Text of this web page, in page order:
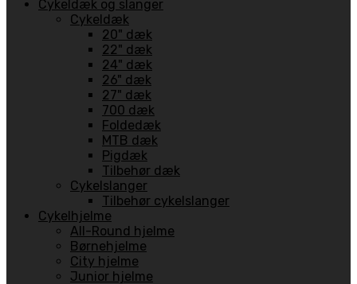
Cykeldæk og slanger
Cykeldæk
20" dæk
22" dæk
24" dæk
26" dæk
27" dæk
700 dæk
Foldedæk
MTB dæk
Pigdæk
Tilbehør dæk
Cykelslanger
Tilbehør cykelslanger
Cykelhjelme
All-Round hjelme
Børnehjelme
City hjelme
Junior hjelme